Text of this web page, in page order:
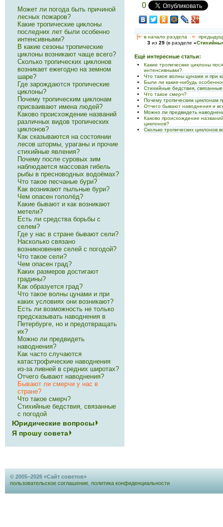
0
[<— в начало раздела <-
3из 29(в разделе «
Ещё интересные статьи:
Какие тропические циклоны
интенсивными?
Что такое волны цунами и при
Были ли какие-нибудь
Стихийные бедствия,
Что такое смерч?
Почему тропическим циклонам
Отчего бывают наводнения и
Можно ли предвидеть
Каково происхождение
циклонов?
Сколько тропических
Может ли погода быть причиной
лесных пожаров?
Какие тропические циклоны
последних лет были особенно
интенсивными?
В какие сезоны тропические
циклоны возникают чаще всего?
Сколько тропических циклонов
возникает ежегодно на земном
шаре?
Где зарождаются тропические
циклоны?
Почему тропическим циклонам
присваивают имена людей?
Каково происхождение названий
различных видов тропических
циклонов?
Как сказываются на состоянии
лесов штормы, ураганы и прочие
стихийные явления?
Почему после суровых зим
наблюдается массовая гибель
рыбы в пресноводных водоёмах?
Что такое песчаные бури?
Как возникают пыльные бури?
Чем опасен гололёд?
Какие бывают и как возникают
метели?
Есть ли средства борьбы с
селем?
Где у нас в стране бывают сели?
Насколько связано
возникновение селей с погодой?
Что такое сели?
Чем опасен град?
Каких размеров достигают
градины?
Как образуется град?
Что такое волны цунами и при
каких условиях они возникают?
Есть ли возможность не только
предсказывать наводнения в
Петербурге, но и предотвращать
их?
Можно ли предвидеть
наводнения?
Как часто случаются
катастрофические наводнения
из-за ливней в средних широтах?
Отчего бывают наводнения?
Бывают ли смерчи у нас в
стране?
Что такое смерч?
Стихийные бедствия, связанные
с погодой
Юридические вопросы
Я прошу совета
© 2005–2026 «Сайт советов»
пользовательское соглашение политика конфиденциальности